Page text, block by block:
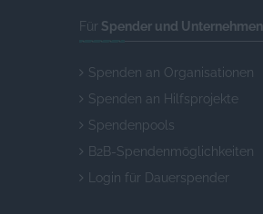
Für Spender und Unternehmen
Spenden an Organisationen
Spenden an Hilfsprojekte
Spendenpools
B2B-Spendenmöglichkeiten
Login für Dauerspender